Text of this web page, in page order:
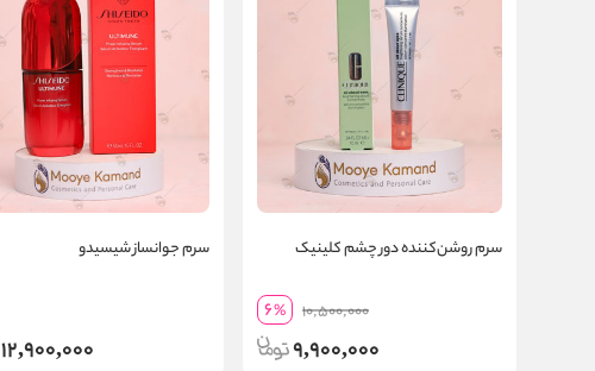
سرم روشن‌کننده دور چشم کلینیک
10,500,000
6%
9,900,000
سرم جوانساز شیسیدو
12,900,000